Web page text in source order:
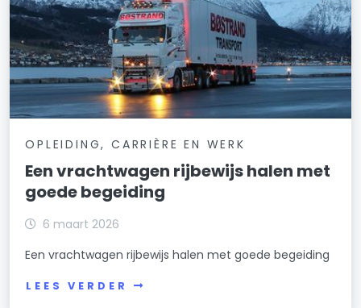
OPLEIDING, CARRIÈRE EN WERK
Een vrachtwagen rijbewijs halen met
goede begeiding
6 maart 2026
Een vrachtwagen rijbewijs halen met goede begeiding
LEES VERDER